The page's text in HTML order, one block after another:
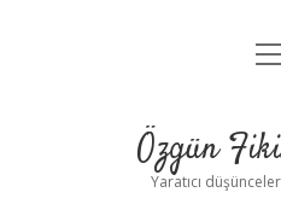
Yasal
Özgün
Yaratıcı